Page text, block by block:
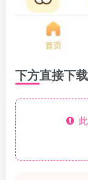
下方直接下载
此